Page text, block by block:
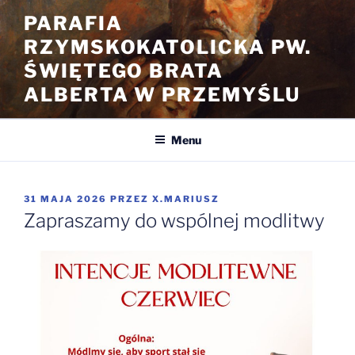
Przejdź
do
treści
PARAFIA
RZYMSKOKATOLICKA PW.
ŚWIĘTEGO BRATA
ALBERTA W PRZEMYŚLU
Menu
OPUBLIKOWANE
W
31 MAJA 2026 PRZEZ X.MARIUSZ
Zapraszamy do wspólnej modlitwy